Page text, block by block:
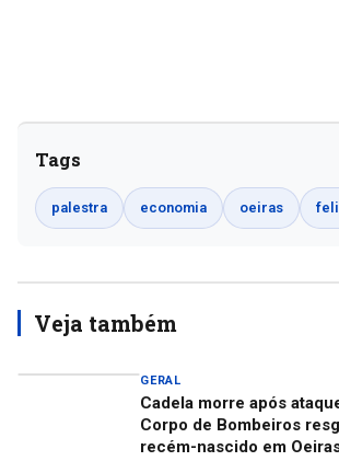
Tags
palestra economia oeiras
Veja também
GERAL
Cadela morre após
Corpo de Bombeiros
recém-nascido em